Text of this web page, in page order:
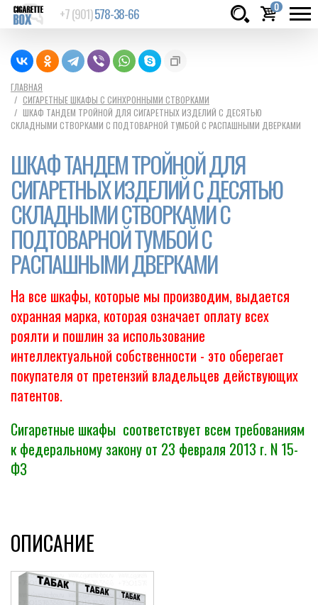
+7 (901)578-38-66 0
ГЛАВНАЯ
СИГАРЕТНЫЕ ШКАФЫ С СИНХРОННЫМИ СТВОРКАМИ
ШКАФ ТАНДЕМ ТРОЙНОЙ ДЛЯ СИГАРЕТНЫХ ИЗДЕЛИЙ С ДЕСЯТЬЮ
СКЛАДНЫМИ СТВОРКАМИ С ПОДТОВАРНОЙ ТУМБОЙ С РАСПАШНЫМИ ДВЕРКАМИ
ШКАФ ТАНДЕМ ТРОЙНОЙ ДЛЯ
СИГАРЕТНЫХ ИЗДЕЛИЙ С ДЕСЯТЬЮ
СКЛАДНЫМИ СТВОРКАМИ С
ПОДТОВАРНОЙ ТУМБОЙ С
РАСПАШНЫМИ ДВЕРКАМИ
На все шкафы, которые мы производим, выдается
охранная марка, которая означает оплату всех
роялти и пошлин за использование
интеллектуальной собственности - это оберегает
покупателя от претензий владельцев действующих
патентов.
Сигаретные шкафы соответствует всем требованиям
к федеральному закону от 23 февраля 2013 г. N 15-
ФЗ
ОПИСАНИЕ